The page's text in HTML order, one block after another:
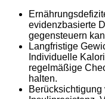
evidenzbasierte
gegensteuern
Langfristige
Individuelle
regelmäßige
halten.